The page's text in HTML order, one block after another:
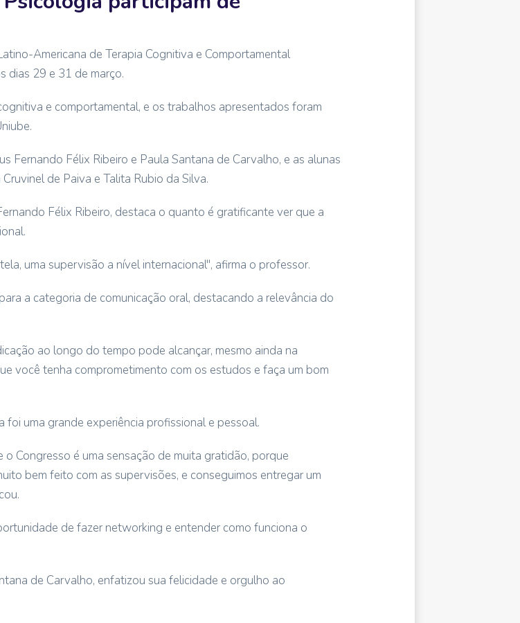
Americana de Terapia Cognitiva e Comportamental
dias 29 e 31 de março.
e comportamental, e os trabalhos apresentados foram
Fernando Félix Ribeiro e Paula Santana de Carvalho, e as alunas
de Paiva e Talita Rubio da Silva.
Félix Ribeiro, destaca o quanto é gratificante ver que a
uma supervisão a nível internacional", afirma o professor.
a categoria de comunicação oral, destacando a relevância do
ao longo do tempo pode alcançar, mesmo ainda na
você tenha comprometimento com os estudos e faça um bom
uma grande experiência profissional e pessoal.
Congresso é uma sensação de muita gratidão, porque
bem feito com as supervisões, e conseguimos entregar um
de fazer networking e entender como funciona o
de Carvalho, enfatizou sua felicidade e orgulho ao